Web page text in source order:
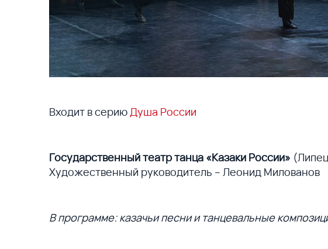
Входит в сериюДуша России
Государственный театр танца «Казаки России»
Художественный руководитель – Леонид Милованов
В программе: казачьи песни и танцевальные